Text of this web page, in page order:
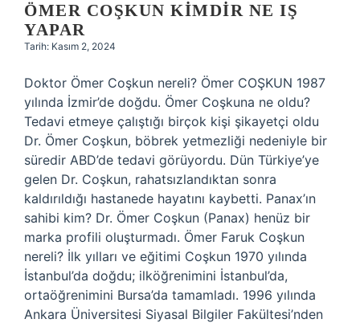
ÖMER COŞKUN KIMDIR NE IŞ
YAPAR
Tarih: Kasım 2, 2024
Doktor Ömer Coşkun nereli? Ömer COŞKUN 1987
yılında İzmir’de doğdu. Ömer Coşkuna ne oldu?
Tedavi etmeye çalıştığı birçok kişi şikayetçi oldu
Dr. Ömer Coşkun, böbrek yetmezliği nedeniyle bir
süredir ABD’de tedavi görüyordu. Dün Türkiye’ye
gelen Dr. Coşkun, rahatsızlandıktan sonra
kaldırıldığı hastanede hayatını kaybetti. Panax’ın
sahibi kim? Dr. Ömer Coşkun (Panax) henüz bir
marka profili oluşturmadı. Ömer Faruk Coşkun
nereli? İlk yılları ve eğitimi Coşkun 1970 yılında
İstanbul’da doğdu; ilköğrenimini İstanbul’da,
ortaöğrenimini Bursa’da tamamladı. 1996 yılında
Ankara Üniversitesi Siyasal Bilgiler Fakültesi’nden